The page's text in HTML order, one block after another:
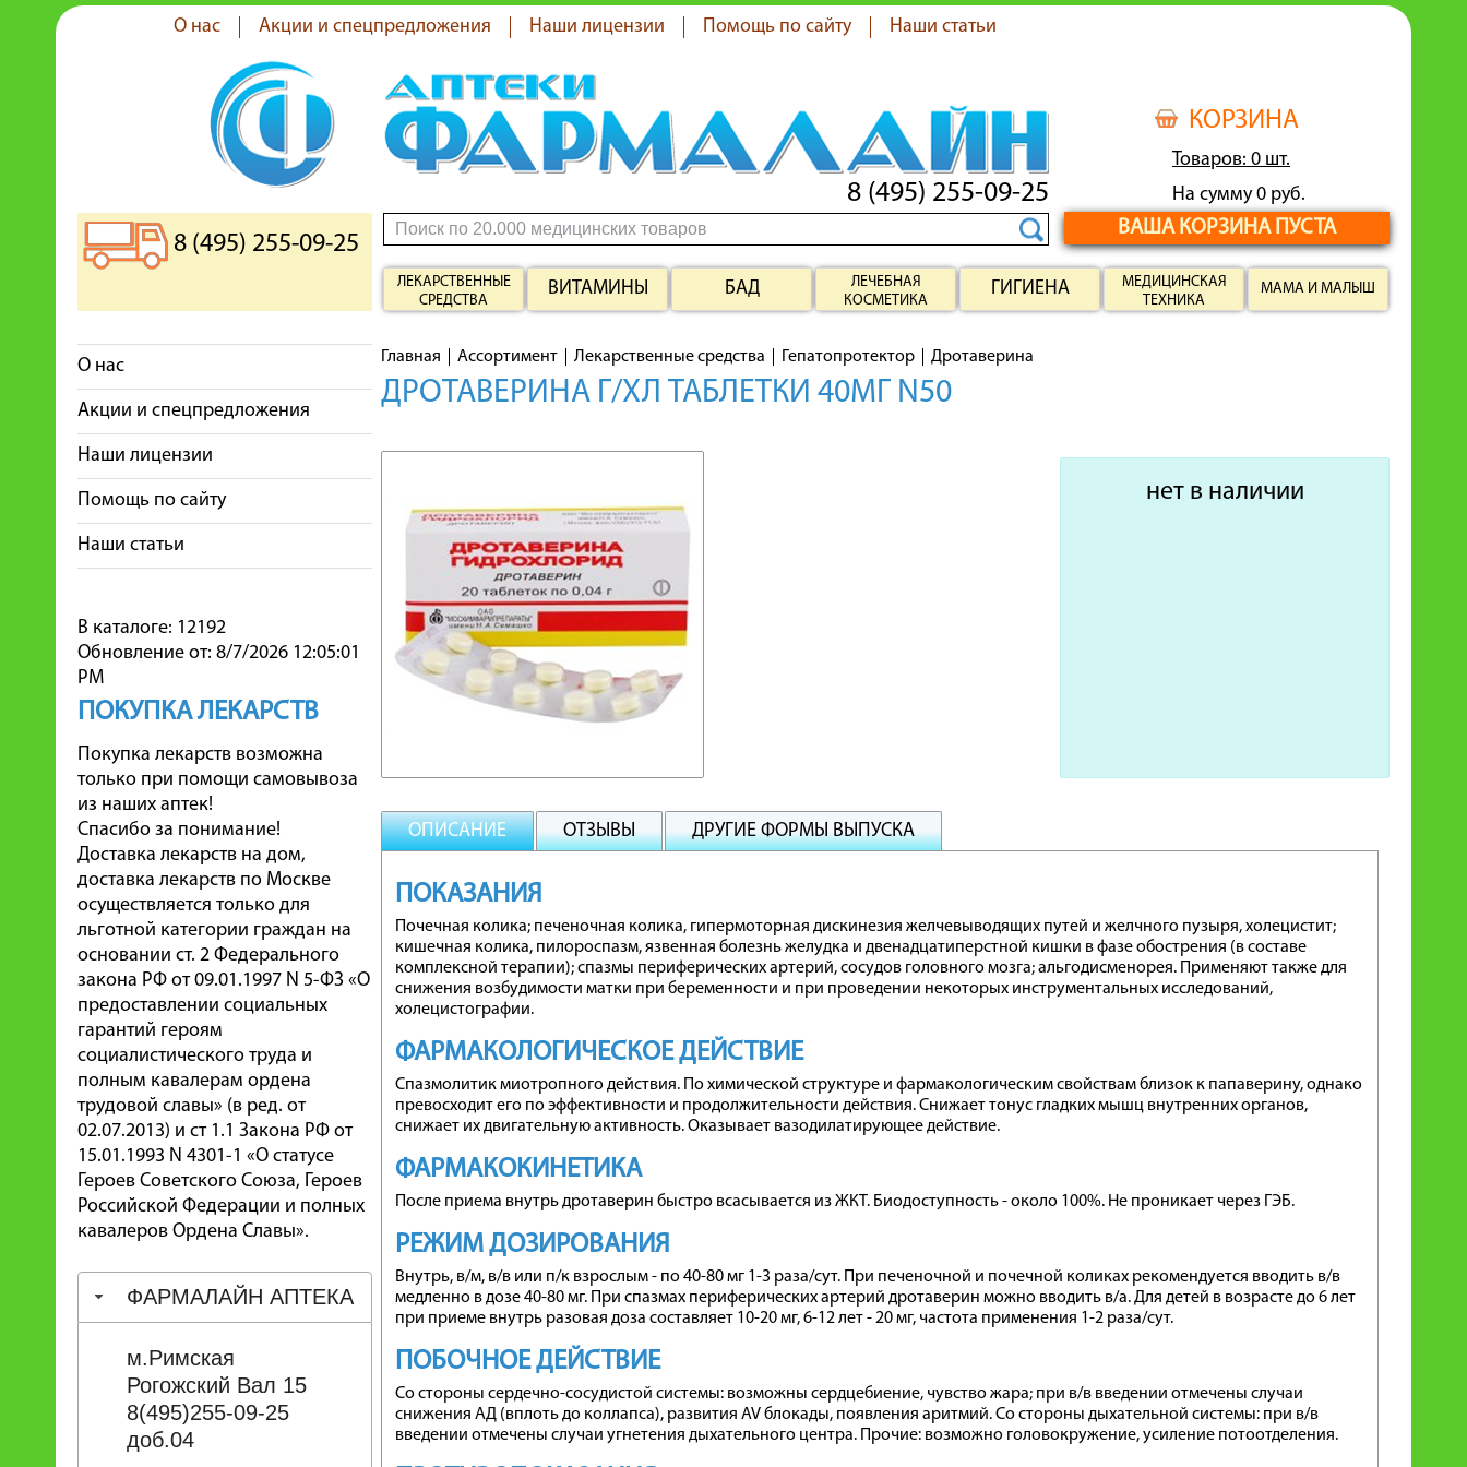
О нас Акции и спецпредложения Наши лицензии Помощь по сайту Наши статьи
КОРЗИНА
Товаров: 0 шт.
На сумму 0 руб.
ВАША КОРЗИНА ПУСТА
8 (495) 255-09-25
8 (495) 255-09-25
ЛЕКАРСТВЕННЫЕ
СРЕДСТВА
ВИТАМИНЫ БАД
ЛЕЧЕБНАЯ
КОСМЕТИКА
ГИГИЕНА
МЕДИЦИНСКАЯ
ТЕХНИКА
МАМА И МАЛЫШ
О нас
Акции и спецпредложения
Наши лицензии
Помощь по сайту
Наши статьи
В каталоге: 12192
Обновление от: 8/7/2026 12:05:01
PM
ПОКУПКА ЛЕКАРСТВ
Покупка лекарств возможна
только при помощи самовывоза
из наших аптек!
Спасибо за понимание!
Доставка лекарств на дом,
доставка лекарств по Москве
осуществляется только для
льготной категории граждан на
основании ст. 2 Федерального
закона РФ от 09.01.1997 N 5-ФЗ «О
предоставлении социальных
гарантий героям
социалистического труда и
полным кавалерам ордена
трудовой славы» (в ред. от
02.07.2013) и ст 1.1 Закона РФ от
15.01.1993 N 4301-1 «О статусе
Героев Советского Союза, Героев
Российской Федерации и полных
кавалеров Ордена Славы».
ФАРМАЛАЙН АПТЕКА
м.Римская
Рогожский Вал 15
8(495)255-09-25
доб.04
Главная Ассортимент Лекарственные средства Гепатопротектор Дротаверина
ДРОТАВЕРИНА Г/ХЛ ТАБЛЕТКИ 40МГ N50
нет в наличии
ОПИСАНИЕ ОТЗЫВЫ ДРУГИЕ ФОРМЫ ВЫПУСКА
ПОКАЗАНИЯ
Почечная колика; печеночная колика, гипермоторная дискинезия желчевыводящих путей и желчного пузыря, холецистит;
кишечная колика, пилороспазм, язвенная болезнь желудка и двенадцатиперстной кишки в фазе обострения (в составе
комплексной терапии); спазмы периферических артерий, сосудов головного мозга; альгодисменорея. Применяют также для
снижения возбудимости матки при беременности и при проведении некоторых инструментальных исследований,
холецистографии.
ФАРМАКОЛОГИЧЕСКОЕ ДЕЙСТВИЕ
Спазмолитик миотропного действия. По химической структуре и фармакологическим свойствам близок к папаверину, однако
превосходит его по эффективности и продолжительности действия. Снижает тонус гладких мышц внутренних органов,
снижает их двигательную активность. Оказывает вазодилатирующее действие.
ФАРМАКОКИНЕТИКА
После приема внутрь дротаверин быстро всасывается из ЖКТ. Биодоступность - около 100%. Не проникает через ГЭБ.
РЕЖИМ ДОЗИРОВАНИЯ
Внутрь, в/м, в/в или п/к взрослым - по 40-80 мг 1-3 раза/сут. При печеночной и почечной коликах рекомендуется вводить в/в
медленно в дозе 40-80 мг. При спазмах периферических артерий дротаверин можно вводить в/а. Для детей в возрасте до 6 лет
при приеме внутрь разовая доза составляет 10-20 мг, 6-12 лет - 20 мг, частота применения 1-2 раза/сут.
ПОБОЧНОЕ ДЕЙСТВИЕ
Со стороны сердечно-сосудистой системы: возможны сердцебиение, чувство жара; при в/в введении отмечены случаи
снижения АД (вплоть до коллапса), развития AV блокады, появления аритмий. Со стороны дыхательной системы: при в/в
введении отмечены случаи угнетения дыхательного центра. Прочие: возможно головокружение, усиление потоотделения.